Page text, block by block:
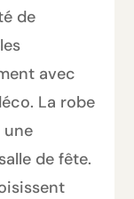
de
avec
La robe
une
de fête.